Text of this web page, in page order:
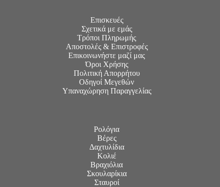
Επισκευές
Σχετικά με εμάς
Τρόποι Πληρωμής
Αποστολές & Επιστροφές
Επικοινωνήστε μαζί μας
Όροι Χρήσης
Πολιτική Απορρήτου
Οδηγοί Μεγεθών
Υπαναχώρηση Παραγγελίας
Ρολόγια
Βέρες
Δαχτυλίδια
Κολιέ
Βραχιόλια
Σκουλαρίκια
Σταυροί